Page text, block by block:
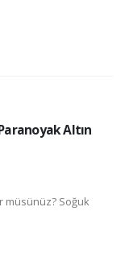
Altın
müsünüz? Soğuk